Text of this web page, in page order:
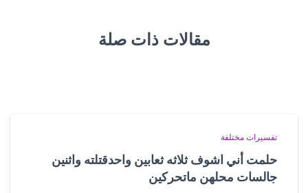
مقالات ذات صلة
تفسيرات مختلفة
حلمت أني اشوف ثلاثه ثعابين واحدقتلته واثنين
جالسات محلهن ماتحركين